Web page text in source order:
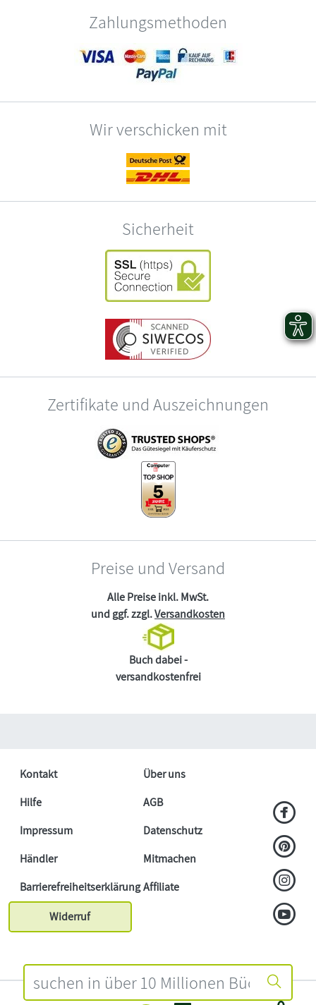
Zahlungsmethoden
Wir verschicken mit
Sicherheit
Zertifikate und Auszeichnungen
Preise und Versand
Alle Preise inkl. MwSt.
und ggf. zzgl.Versandkosten
Buch dabei -
versandkostenfrei
Kontakt
Über uns
Hilfe
AGB
Impressum
Datenschutz
Händler
Mitmachen
BarrierefreiheitserklärungAffiliate
Widerruf